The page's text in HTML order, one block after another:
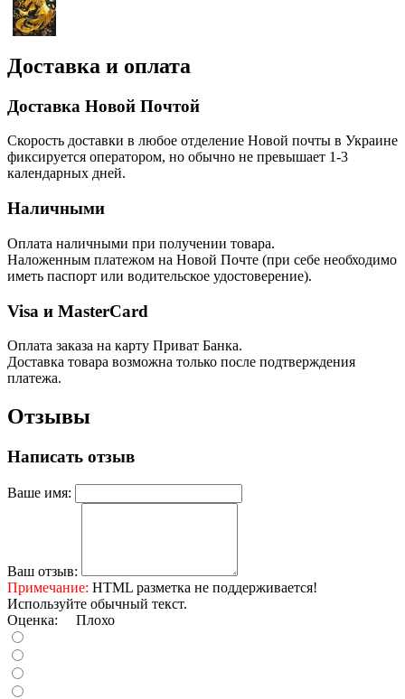
Доставка и оплата
Доставка Новой Почтой
Скорость доставки в любое отделение Новой почты в Украине
фиксируется оператором, но обычно не превышает 1-3
календарных дней.
Наличными
Оплата наличными при получении товара.
Наложенным платежом на Новой Почте (при себе необходимо
иметь паспорт или водительское удостоверение).
Visa и MasterCard
Оплата заказа на карту Приват Банка.
Доставка товара возможна только после подтверждения
платежа.
Отзывы
Написать отзыв
Ваше имя:
Ваш отзыв:
Примечание: HTML разметка не поддерживается!
Используйте обычный текст.
Оценка: Плохо